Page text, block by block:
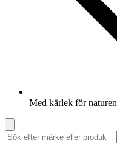
Med kärlek för naturen